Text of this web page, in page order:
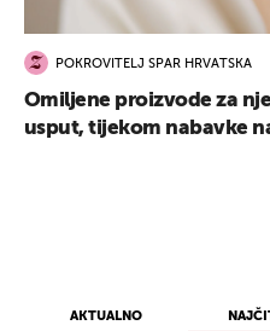
AKTUALNO
POKROVITELJ SPAR HRVATSKA
Omiljene proizvode za
usput, tijekom nabavke